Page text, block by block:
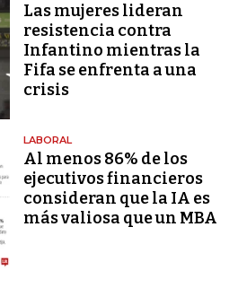
Las mujeres lideran
resistencia contra
Infantino mientras la
Fifa se enfrenta a una
crisis
LABORAL
Al menos 86% de los
ejecutivos financieros
consideran que la IA es
más valiosa que un MBA